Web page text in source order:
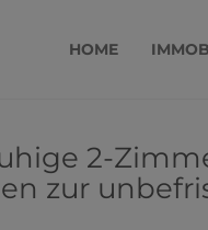
HOME
2-
zur